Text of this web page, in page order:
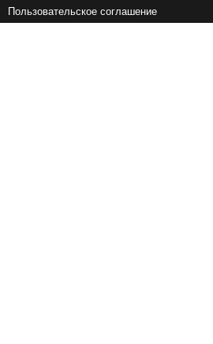
Пользовательское соглашение